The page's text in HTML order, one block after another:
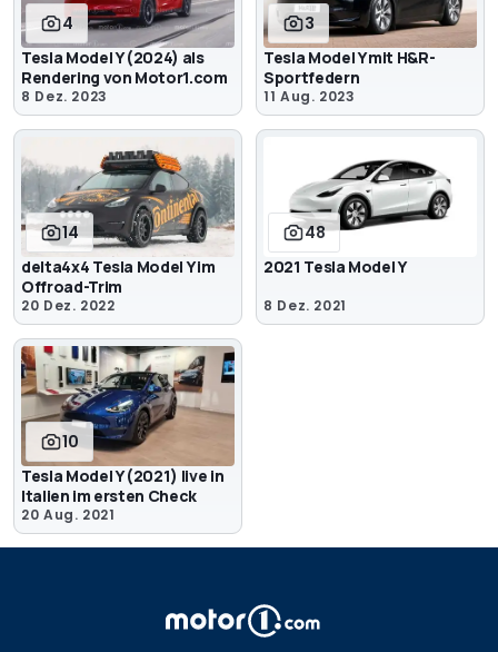
4
Tesla Model Y (2024) als
Rendering von Motor1.com
8 Dez. 2023
3
Tesla Model Y mit H&R-
Sportfedern
11 Aug. 2023
14
delta4x4 Tesla Model Y im
Offroad-Trim
20 Dez. 2022
48
2021 Tesla Model Y
8 Dez. 2021
10
Tesla Model Y (2021) live in
Italien im ersten Check
20 Aug. 2021